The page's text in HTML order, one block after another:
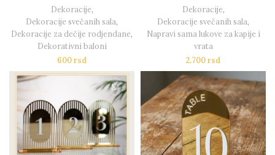
Dekoracije,
Dekoracije svečanih sala,
Dekoracije za dečije rodjendane,
Dekorativni baloni
600rsd
Dekoracije,
Dekoracije svečanih sala,
Napravi sama lukove za kapije i
vrata
2.700rsd